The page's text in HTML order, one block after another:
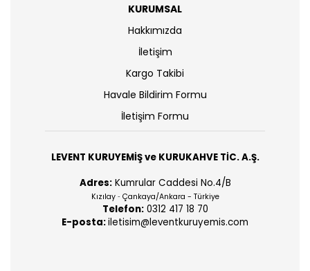
KURUMSAL
Hakkımızda
İletişim
Kargo Takibi
Havale Bildirim Formu
İletişim Formu
LEVENT KURUYEMİŞ ve KURUKAHVE TİC. A.Ş.
Adres:Kumrular Caddesi No.4/B
Kızılay - Çankaya/Ankara - Türkiye
Telefon:0312 417 18 70
E-posta:iletisim@leventkuruyemis.com